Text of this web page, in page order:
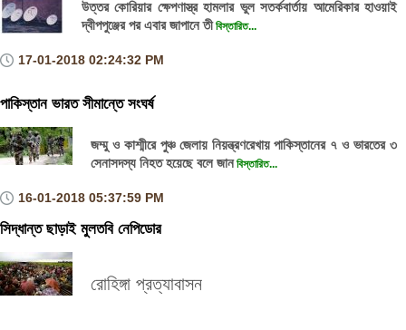
উত্তর কোরিয়ার ক্ষেপণাস্ত্র হামলার ভুল সতর্কবার্তায় আমেরিকার হাওয়াই
দ্বীপপুঞ্জের পর এবার জাপানে তীবিস্তারিত...
17-01-2018 02:24:32 PM
পাকিস্তান ভারত সীমান্তে সংঘর্ষ
জম্মু ও কাশ্মীরে পুঞ্চ জেলায় নিয়ন্ত্রণরেখায় পাকিস্তানের ৭ ও ভারতের ৩
সেনাসদস্য নিহত হয়েছে বলে জানবিস্তারিত...
16-01-2018 05:37:59 PM
সিদ্ধান্ত ছাড়াই মুলতবি নেপিডোর
রোহিঙ্গা প্রত্যাবাসন